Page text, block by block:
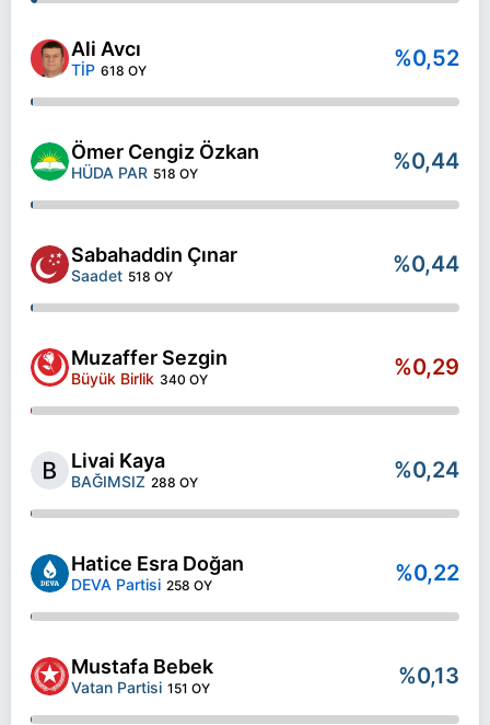
Ali Avcı
TİP 618 OY %0,52
Ömer Cengiz Özkan
HÜDA PAR 518 OY %0,44
Sabahaddin Çınar
Saadet 518 OY %0,44
Muzaffer Sezgin
Büyük Birlik 340 OY %0,29
Livai Kaya
BAĞIMSIZ 288 OY %0,24
Hatice Esra Doğan
DEVA Partisi 258 OY %0,22
Mustafa Bebek
Vatan Partisi 151 OY %0,13